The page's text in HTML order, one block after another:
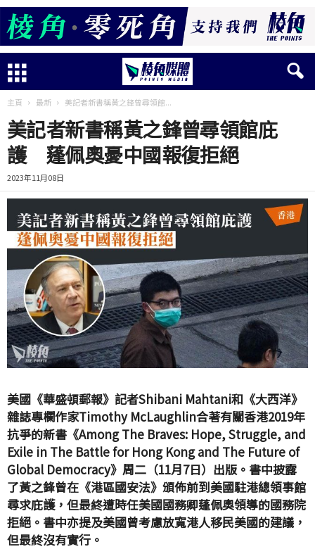
主頁 最新 美記者新書稱黃之鋒曾尋領館...
美記者新書稱黃之鋒曾尋領館庇
護 蓬佩奧憂中國報復拒絕
2023年11月08日
美國《華盛頓郵報》記者Shibani Mahtani和《大西洋》
雜誌專欄作家Timothy McLaughlin合著有關香港2019年
抗爭的新書《Among The Braves: Hope, Struggle, and
Exile in The Battle for Hong Kong and The Future of
Global Democracy》周二（11月7日）出版。書中披露
了黃之鋒曾在《港區國安法》頒佈前到美國駐港總領事館
尋求庇護，但最終遭時任美國國務卿蓬佩奧領導的國務院
拒絕。書中亦提及美國曾考慮放寬港人移民美國的建議，
但最終沒有實行。